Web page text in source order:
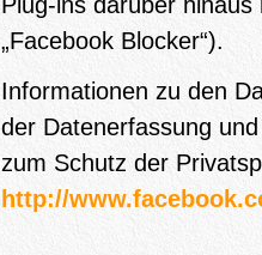
„Facebook Blocker“).
Informationen zu den
der Datenerfassung
zum Schutz der
http://